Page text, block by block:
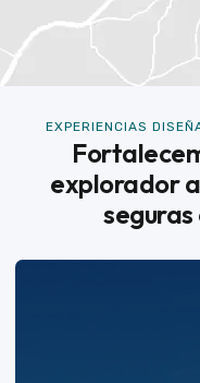
EXPERIENCIAS
explorador